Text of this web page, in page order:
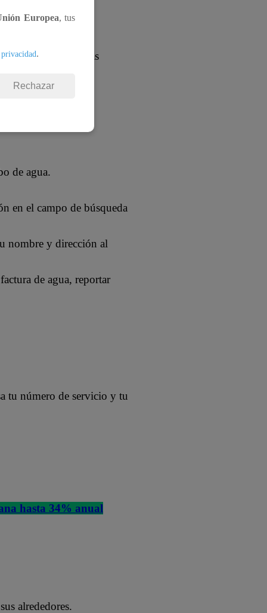
1962 y es una de las
de agua.
en el campo de búsqueda
nombre y dirección al
de agua, reportar
tu número de servicio y tu
hasta 34% anual
alrededores.
Europea, tus
.
Rechazar